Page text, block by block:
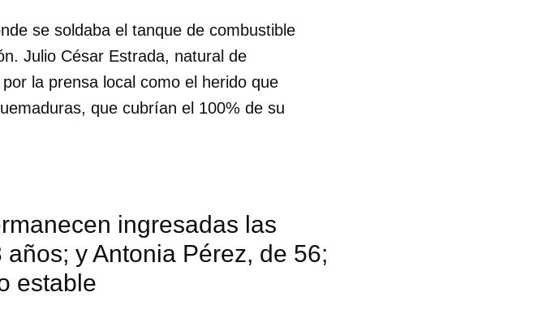
se soldaba el tanque de combustible
Julio César Estrada, natural de
la prensa local como el herido que
que cubrían el 100% de su
ingresadas las
y Antonia Pérez, de 56;
estable